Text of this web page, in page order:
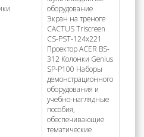
оборудование
Экран на треноге
CACTUS Triscreen
CS-PST-124x221
Проектор ACER BS-
312 Колонки Genius
SP-P100 Наборы
демонстрационного
оборудования и
учебно-наглядные
пособия,
обеспечивающие
тематические